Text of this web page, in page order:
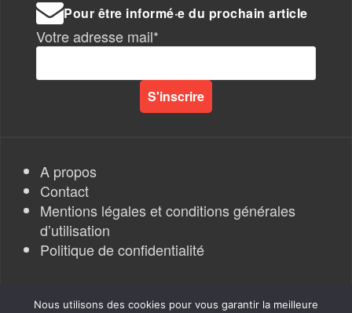
Pour être informé·e du prochain article
Votre adresse mail*
A propos
Contact
Mentions légales et conditions générales
d’utilisation
Politique de confidentialité
Nous utilisons des cookies pour vous garantir la meilleure